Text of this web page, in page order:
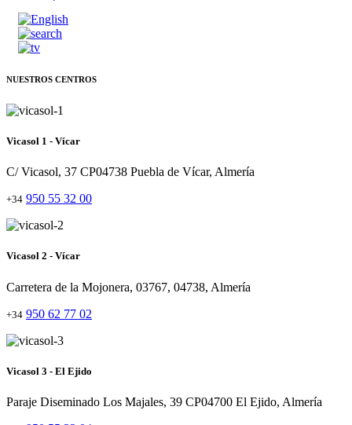
NUESTROS CENTROS
Vicasol 1 - Vícar
C/ Vicasol, 37 CP04738 Puebla de Vícar, Almería
+34 950 55 32 00
Vicasol 2 - Vícar
Carretera de la Mojonera, 03767, 04738, Almería
+34 950 62 77 02
Vicasol 3 - El Ejido
Paraje Diseminado Los Majales, 39 CP04700 El Ejido, Almería